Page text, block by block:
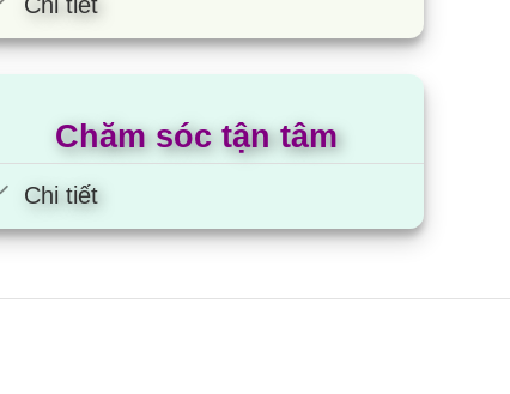
phát triển ở nhiệt độ thấp gây nhiễm khuẩn,
qua Hệ thống lọc than hoạt tính giúp loại bỏ
bị nhiễm mùi khó chịu.
Chăm sóc tận tâm
Chi tiết